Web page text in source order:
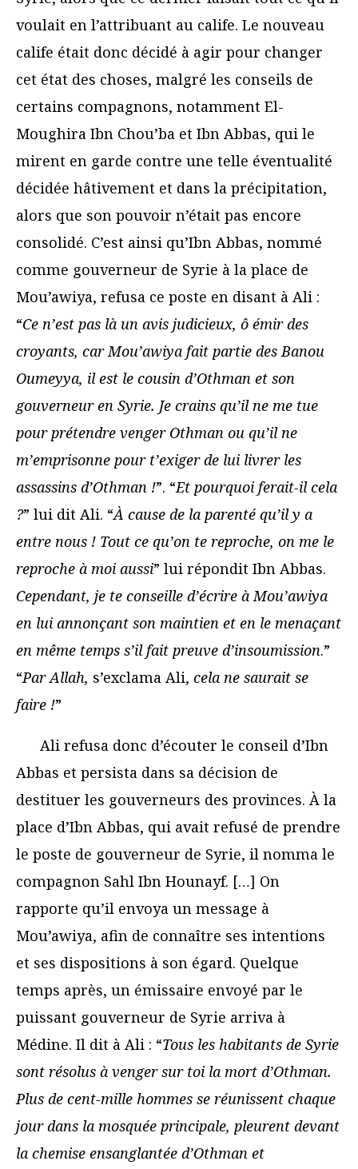
voulait en l’attribuant au calife. Le nouveau
calife était donc décidé à agir pour changer
cet état des choses, malgré les conseils de
certains compagnons, notamment El-
Moughira Ibn Chou’ba et Ibn Abbas, qui le
mirent en garde contre une telle éventualité
décidée hâtivement et dans la précipitation,
alors que son pouvoir n’était pas encore
consolidé. C’est ainsi qu’Ibn Abbas, nommé
comme gouverneur de Syrie à la place de
Mou’awiya, refusa ce poste en disant à Ali :
“Ce n’est pas là un avis judicieux, ô émir des
croyants, car Mou’awiya fait partie des Banou
Oumeyya, il est le cousin d’Othman et son
gouverneur en Syrie. Je crains qu’il ne me tue
pour prétendre venger Othman ou qu’il ne
m’emprisonne pour t’exiger de lui livrer les
assassins d’Othman !”. “Et pourquoi ferait-il cela
?” lui dit Ali. “À cause de la parenté qu’il y a
entre nous ! Tout ce qu’on te reproche, on me le
reproche à moi aussi” lui répondit Ibn Abbas.
Cependant, je te conseille d’écrire à Mou’awiya
en lui annonçant son maintien et en le menaçant
en même temps s’il fait preuve d’insoumission.”
“Par Allah, s’exclama Ali, cela ne saurait se
faire !”
Ali refusa donc d’écouter le conseil d’Ibn
Abbas et persista dans sa décision de
destituer les gouverneurs des provinces. À la
place d’Ibn Abbas, qui avait refusé de prendre
le poste de gouverneur de Syrie, il nomma le
compagnon Sahl Ibn Hounayf. […] On
rapporte qu’il envoya un message à
Mou’awiya, afin de connaître ses intentions
et ses dispositions à son égard. Quelque
temps après, un émissaire envoyé par le
puissant gouverneur de Syrie arriva à
Médine. Il dit à Ali : “Tous les habitants de Syrie
sont résolus à venger sur toi la mort d’Othman.
Plus de cent-mille hommes se réunissent chaque
jour dans la mosquée principale, pleurent devant
la chemise ensanglantée d’Othman et